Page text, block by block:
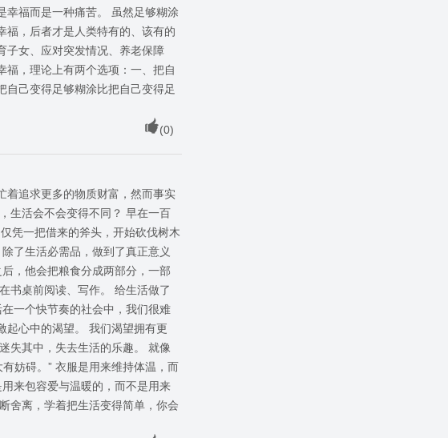
幸福而是一种痛苦。 虽然足够糊涂
福，后者才是人类特有的、该有的
子女、应对突发情况、养老保障
福，理论上有两个选项：一、把自
自己变得足够糊涂比把自己变得足
(0)
着追求更多的物质财富，然而事实
生活会不会变得不同？ 早在一百
凭一把借来的斧头，开始砍伐树木
了生活必需品，做到了真正意义
，他会把粮食分成两部分，一部
书桌前阅读、写作。 给生活做了
一个快节奏的社会中，我们很难
起心中的渴望。 我们渴望拥有更
失其中，失去生活的乐趣。 就像
妨碍。” 衣服是用来维持体温，而
来包容爱与温暖的，而不是用来
舍离，学着把生活变得简单，你会